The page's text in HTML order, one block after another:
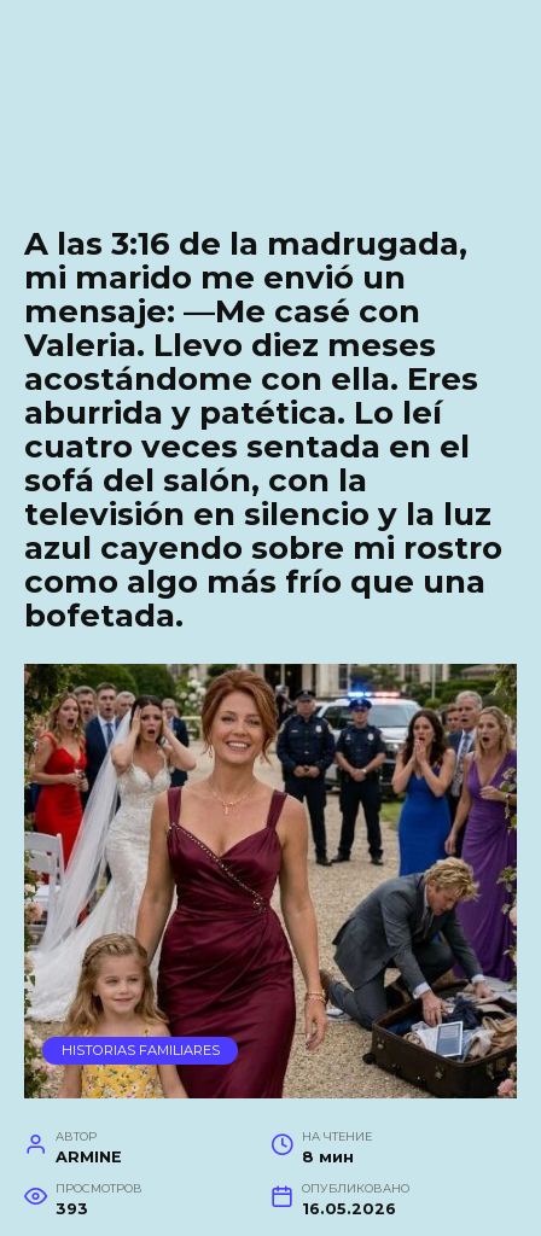
A las 3:16 de la madrugada,
mi marido me envió un
mensaje: —Me casé con
Valeria. Llevo diez meses
acostándome con ella. Eres
aburrida y patética. Lo leí
cuatro veces sentada en el
sofá del salón, con la
televisión en silencio y la luz
azul cayendo sobre mi rostro
como algo más frío que una
bofetada.
HISTORIAS FAMILIARES
АВТОР
ARMINE
НА ЧТЕНИЕ
8 мин
ПРОСМОТРОВ
393
ОПУБЛИКОВАНО
16.05.2026